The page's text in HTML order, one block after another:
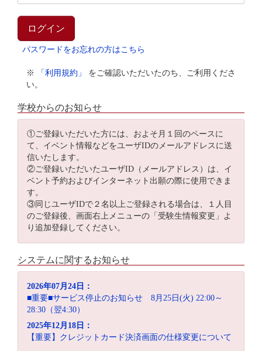
パスワードをお忘れの方はこちら
※ 「利用規約」
をご確認いただいたのち、ご利用くださ
い。
学校からのお知らせ
①ご登録いただいた方には、およそ月１回のペースに
て、イベント情報などをユーザIDのメールアドレスに送
信いたします。
②ご登録いただいたユーザID（メールアドレス）は、イ
ベント予約およびインターネット出願の際に使用できま
す。
③同じユーザIDで２名以上ご登録される場合は、１人目
のご登録後、画面右上メニューの「受験生情報変更」よ
り追加登録してください。
システムに関するお知らせ
2026年07月24日：
■重要■サービス停止のお知らせ 8月25日(火) 22:00～
28:30（翌4:30）
2025年12月18日：
【重要】クレジットカード決済画面の仕様変更について